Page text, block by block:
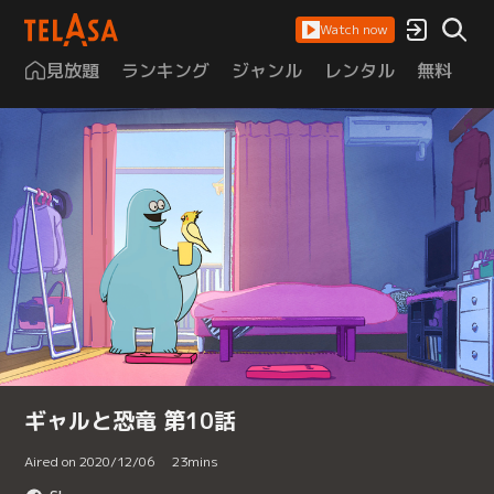
Watch now
見放題 ランキング ジャンル レンタル 無料
ギャルと恐竜 第10話
Aired on 2020/12/06 23mins